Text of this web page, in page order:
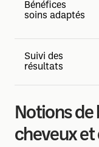
Bénéfices
soins adaptés
Suivi des
résultats
Notions de
cheveux et